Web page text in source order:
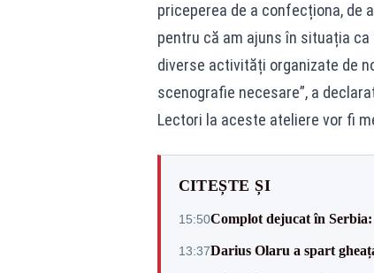
priceperea de a confecționa, de
pentru că am ajuns în situația
diverse activități organizate de
scenografie necesare”, a
Lectori la aceste ateliere vor fi
CITEȘTE ȘI
15:50Complot dejucat în
13:37Darius Olaru a spart